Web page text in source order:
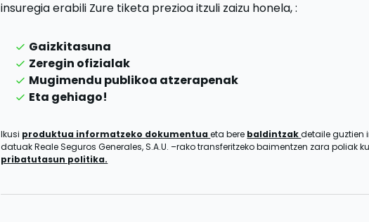
insuregia erabili Zure tiketa prezioa itzuli zaizu honela,:
Gaizkitasuna
Zeregin ofizialak
Mugimendu publikoa atzerapenak
Eta gehiago!
Ikusi produktua informatzeko dokumentuaeta bere baldintzakdetaile guztien
datuak Reale Seguros Generales, S.A.U. –rako transferitzeko baimentzen zara poliak
pribatutasun politika.